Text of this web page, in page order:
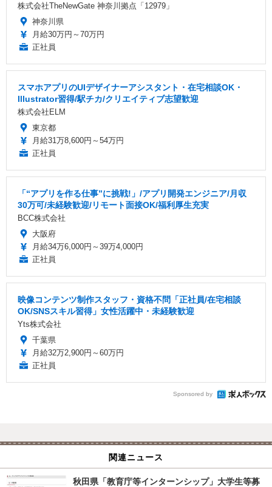
株式会社TheNewGate 神奈川拠点「12979」
神奈川県
月給30万円～70万円
正社員
スマホアプリのUIデザイナーアシスタント・在宅相談OK・
Illustrator習得/駅チカ/クリエイティブ志望歓迎
株式会社ELM
東京都
月給31万8,600円～54万円
正社員
「“アプリを作る仕事”に挑戦!」/アプリ開発エンジニア/月収
30万可/未経験歓迎/リモート面接OK/福利厚生充実
BCC株式会社
大阪府
月給34万6,000円～39万4,000円
正社員
映像コンテンツ制作スタッフ・資格不問「正社員/在宅相談
OK/SNSスキル習得」女性活躍中・未経験歓迎
Yts株式会社
千葉県
月給32万2,900円～60万円
正社員
Sponsored by
関連ニュース
秋田県「教育庁等インターンシップ」大学生等募